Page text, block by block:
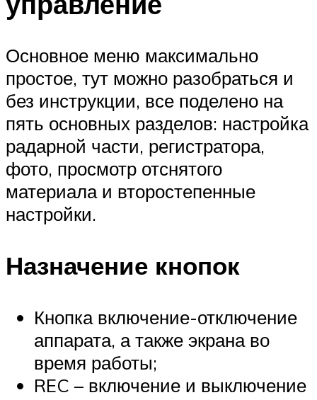
Основное меню максимально
простое, тут можно разобраться и
без инструкции, все поделено на
пять основных разделов: настройка
радарной части, регистратора,
фото, просмотр отснятого
материала и второстепенные
настройки.
Назначение кнопок
Кнопка включение-отключение
аппарата, а также экрана во
время работы;
REC – включение и выключение